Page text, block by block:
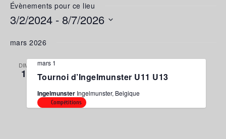
Évènements pour ce lieu
3/2/2024 - 8/7/2026
une
mars 2026
DIM
1 Tournoi d’Ingelmunster U11 U13
mars 1
Ingelmunster Ingelmunster, Belgique
Compétitions